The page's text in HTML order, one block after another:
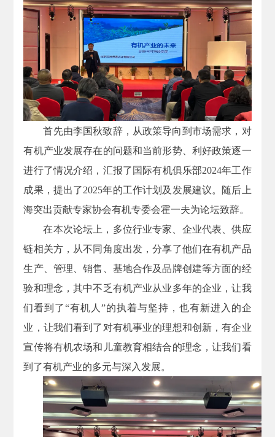
首先由李国秋致辞，从政策导向到市场需求，对
有机产业发展存在的问题和当前形势、利好政策逐一
进行了情况介绍，汇报了国际有机俱乐部2024年工作
成果，提出了2025年的工作计划及发展建议。随后上
海突出贡献专家协会有机专委会霍一夫为论坛致辞。
在本次论坛上，多位行业专家、企业代表、供应
链相关方，从不同角度出发，分享了他们在有机产品
生产、管理、销售、基地合作及品牌创建等方面的经
验和理念，其中不乏有机产业从业多年的企业，让我
们看到了“有机人”的执着与坚持，也有新进入的企
业，让我们看到了对有机事业的理想和创新，有企业
宣传将有机农场和儿童教育相结合的理念，让我们看
到了有机产业的多元与深入发展。